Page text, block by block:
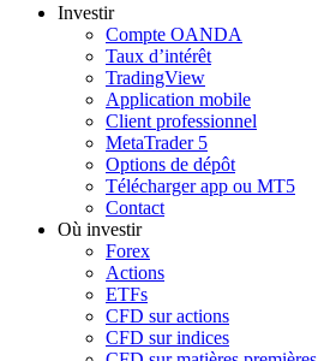
Investir
Compte OANDA
Taux d’intérêt
TradingView
Application mobile
Client professionnel
MetaTrader 5
Options de dépôt
Télécharger app ou MT5
Contact
Où investir
Forex
Actions
ETFs
CFD sur actions
CFD sur indices